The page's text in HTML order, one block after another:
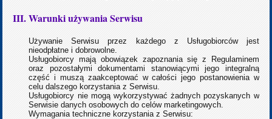
III. Warunki używania Serwisu
Używanie Serwisu przez każdego z Usługobiorców jest
nieodpłatne i dobrowolne.
Usługobiorcy mają obowiązek zapoznania się z Regulaminem
oraz pozostałymi dokumentami stanowiącymi jego integralną
część i muszą zaakceptować w całości jego postanowienia w
celu dalszego korzystania z Serwisu.
Usługobiorcy nie mogą wykorzystywać żadnych pozyskanych w
Serwisie danych osobowych do celów marketingowych.
Wymagania techniczne korzystania z Serwisu: